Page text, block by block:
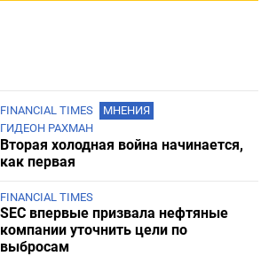
FINANCIAL TIMES
МНЕНИЯ
ГИДЕОН РАХМАН
Вторая холодная война начинается,
как первая
FINANCIAL TIMES
SEC впервые призвала нефтяные
компании уточнить цели по
выбросам